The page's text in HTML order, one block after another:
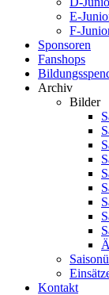
E-
F-
Sponsoren
Fanshops
Archiv
Bilder
Kontakt